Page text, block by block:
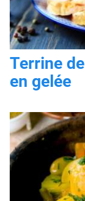
Terrine
en gelée